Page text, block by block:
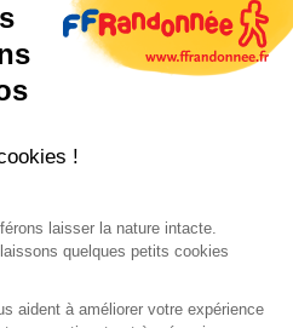
des données
!
laisser la nature intacte.
quelques petits cookies
aident à améliorer votre expérience